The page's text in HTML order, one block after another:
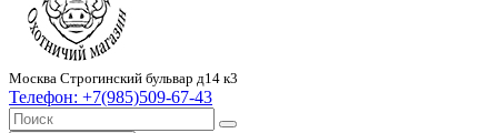
Москва Строгинский бульвар д14 к3
Телефон: +7(985)509-67-43